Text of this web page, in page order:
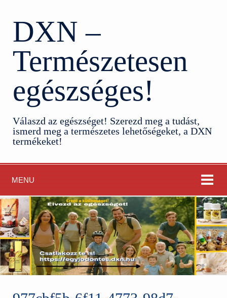
DXN –
Természetesen
egészséges!
Válaszd az egészséget! Szerezd meg a tudást,
ismerd meg a természetes lehetőségeket, a DXN
termékeket!
MENU